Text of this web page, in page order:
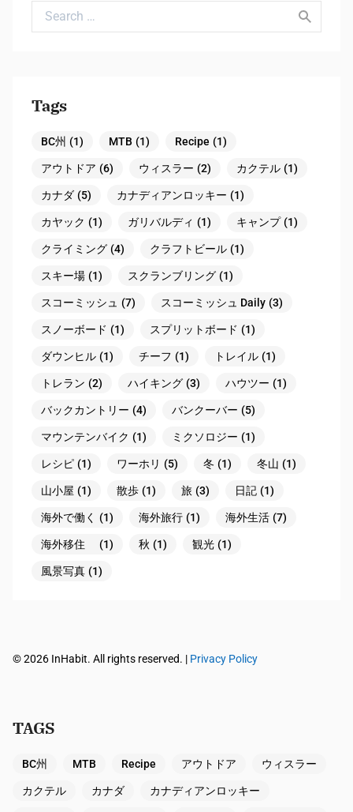
Search for:
Tags
BC州 (1) MTB (1) Recipe (1)
アウトドア (6) ウィスラー (2) カクテル (1)
カナダ (5) カナディアンロッキー (1)
カヤック (1) ガリバルディ (1) キャンプ (1)
クライミング (4) クラフトビール (1)
スキー場 (1) スクランブリング (1)
スコーミッシュ (7) スコーミッシュ Daily (3)
スノーボード (1) スプリットボード (1)
ダウンヒル (1) チーフ (1) トレイル (1)
トレラン (2) ハイキング (3) ハウツー (1)
バックカントリー (4) バンクーバー (5)
マウンテンバイク (1) ミクソロジー (1)
レシピ (1) ワーホリ (5) 冬 (1) 冬山 (1)
山小屋 (1) 散歩 (1) 旅 (3) 日記 (1)
海外で働く (1) 海外旅行 (1) 海外生活 (7)
海外移住 (1) 秋 (1) 観光 (1)
風景写真 (1)
© 2026 InHabit. All rights reserved. | Privacy Policy
TAGS
BC州 MTB Recipe アウトドア ウィスラー
カクテル カナダ カナディアンロッキー